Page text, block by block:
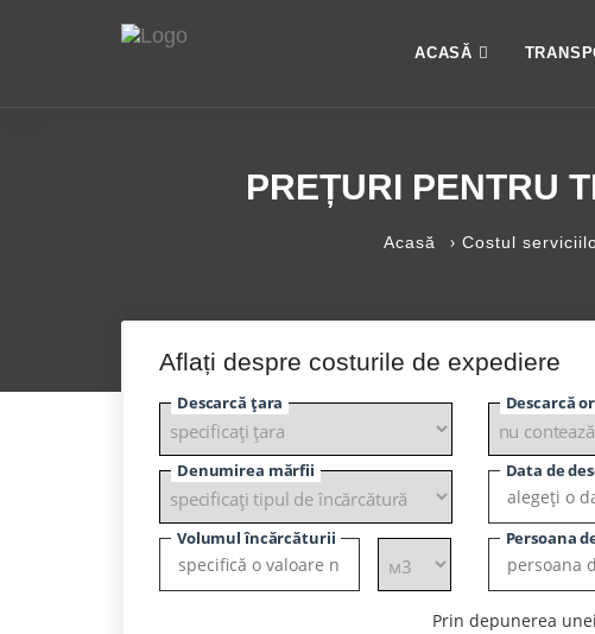
ACASĂ
PREȚURI PENTRU
Acasă › Costul
Aflați despre costurile de expediere
Descarcă țara Descarcă
Denumirea mărfii Data de
Volumul încărcăturii Persoana
Prin depunerea